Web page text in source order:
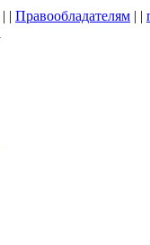
| | Правообладателям | |